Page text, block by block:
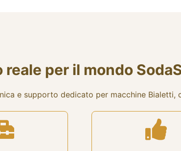
per il mondo
e supporto dedicato per macchine